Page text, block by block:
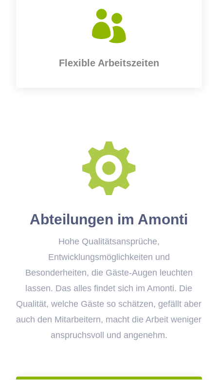

Flexible Arbeitszeiten

Abteilungen im Amonti
Hohe Qualitätsansprüche,
Entwicklungsmöglichkeiten und
Besonderheiten, die Gäste-Augen leuchten
lassen. Das alles findet sich im Amonti. Die
Qualität, welche Gäste so schätzen, gefällt aber
auch den Mitarbeitern, macht die Arbeit weniger
anspruchsvoll und angenehm.